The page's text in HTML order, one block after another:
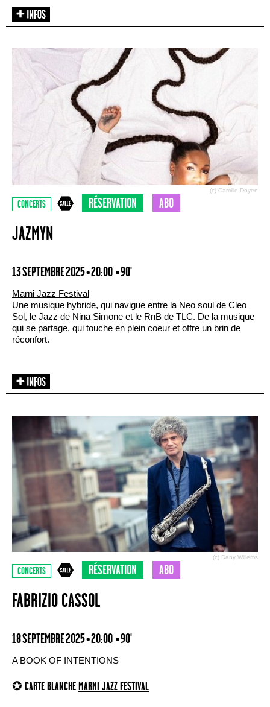
(c) Camille Doyen
CONCERTS RÉSERVATION ABO
JAZMYN
13 SEPTEMBRE 2025 • 20:00 • 90'
Marni Jazz Festival
Une musique hybride, qui navigue entre la Neo soul de Cleo
Sol, le Jazz de Nina Simone et le RnB de TLC. De la musique
qui se partage, qui touche en plein coeur et offre un brin de
réconfort.
(c) Dany Willems
CONCERTS RÉSERVATION ABO
FABRIZIO CASSOL
18 SEPTEMBRE 2025 • 20:00 • 90'
A BOOK OF INTENTIONS
✪ CARTE BLANCHE MARNI JAZZ FESTIVAL